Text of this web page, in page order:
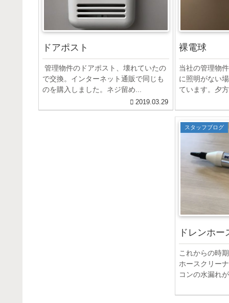
ドアポスト
管理物件のドアポスト、壊れていたの
で交換。インターネット通販で同じも
のを購入しました。ネジ留め...
2019.03.29
裸電球
当社の管理物
に照明がない
ています。夕
スタッフブログ
ドレンホ
これからの時
ホースクリー
コンの水漏れ